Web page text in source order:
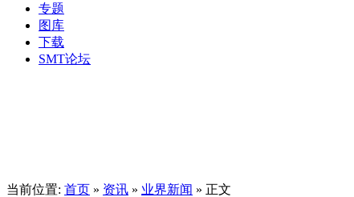
专题
图库
下载
SMT论坛
当前位置: 首页 » 资讯 » 业界新闻 » 正文